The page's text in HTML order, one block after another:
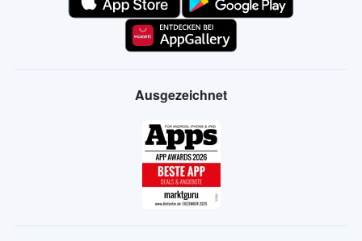
Ausgezeichnet